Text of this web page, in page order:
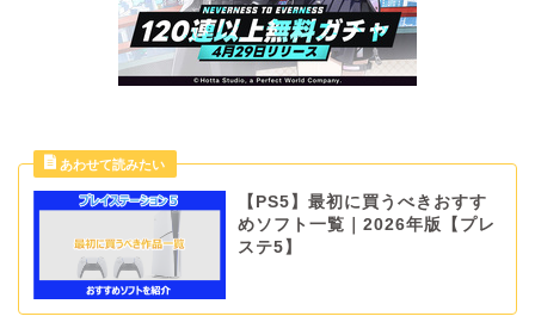
【PS5】最初に買うべきおすす
めソフト一覧｜2026年版【プレ
ステ5】